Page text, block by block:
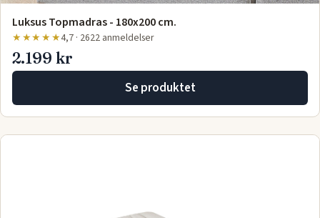
Luksus Topmadras - 180x200 cm.
★★★★★4,7 · 2622 anmeldelser
2.199 kr
Se produktet